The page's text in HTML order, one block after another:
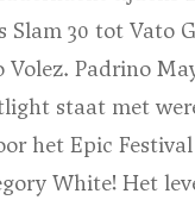
Slam 30 tot Vato
Padrino
staat met
het Epic
White! Het